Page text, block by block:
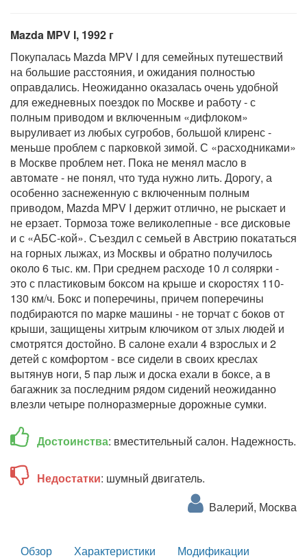
Mazda MPV I, 1992 г
Покупалась Mazda MPV I для семейных путешествий
на большие расстояния, и ожидания полностью
оправдались. Неожиданно оказалась очень удобной
для ежедневных поездок по Москве и работу - с
полным приводом и включенным «дифлоком»
выруливает из любых сугробов, большой клиренс -
меньше проблем с парковкой зимой. С «расходниками»
в Москве проблем нет. Пока не менял масло в
автомате - не понял, что туда нужно лить. Дорогу, а
особенно заснеженную с включенным полным
приводом, Mazda MPV I держит отлично, не рыскает и
не ерзает. Тормоза тоже великолепные - все дисковые
и с «АБС-кой». Съездил с семьей в Австрию покататься
на горных лыжах, из Москвы и обратно получилось
около 6 тыс. км. При среднем расходе 10 л солярки -
это с пластиковым боксом на крыше и скоростях 110-
130 км/ч. Бокс и поперечины, причем поперечины
подбираются по марке машины - не торчат с боков от
крыши, защищены хитрым ключиком от злых людей и
смотрятся достойно. В салоне ехали 4 взрослых и 2
детей с комфортом - все сидели в своих креслах
вытянув ноги, 5 пар лыж и доска ехали в боксе, а в
багажник за последним рядом сидений неожиданно
влезли четыре полноразмерные дорожные сумки.
Достоинства: вместительный салон. Надежность.
Недостатки: шумный двигатель.
Валерий, Москва
Обзор Характеристики Модификации